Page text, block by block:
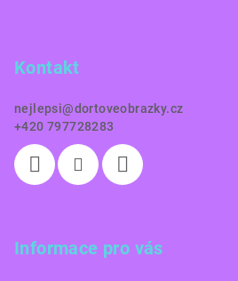
Kontakt
nejlepsi@dortoveobrazky.cz
+420 797728283
Informace pro vás